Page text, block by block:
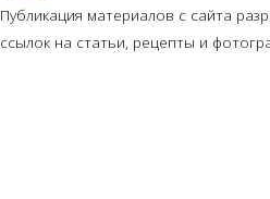
Публикация материалов с сайта
ссылок на статьи, рецепты и